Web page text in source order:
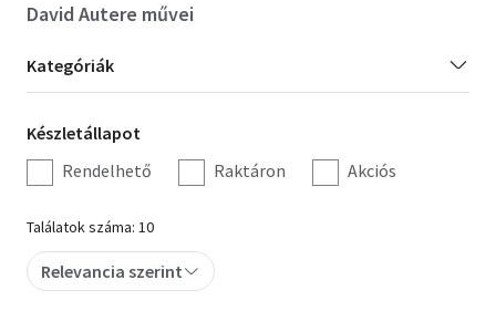
Hobbi, szabadidő
Irodalom
Művészet
Szakkönyv
David Autere művei
Kategória
szűrés
Kategóriák
Készletállapot
szűrés
Készletállapot
Rendelhető
Raktáron Akciós
Találatok száma: 10
Relevancia szerint